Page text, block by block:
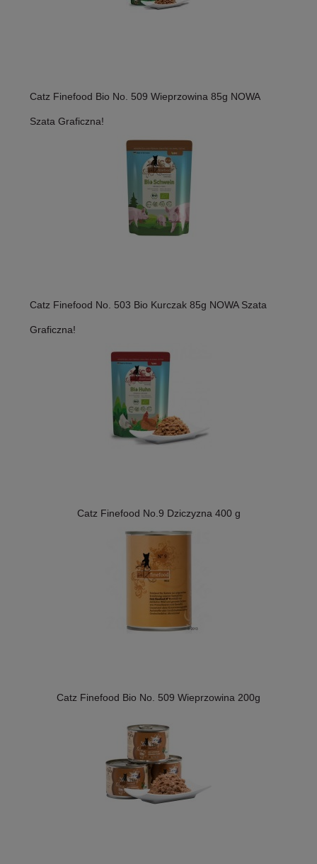
Catz Finefood Bio No. 509 Wieprzowina 85g NOWA
Szata Graficzna!
Catz Finefood No. 503 Bio Kurczak 85g NOWA Szata
Graficzna!
Catz Finefood No.9 Dziczyzna 400 g
Catz Finefood Bio No. 509 Wieprzowina 200g